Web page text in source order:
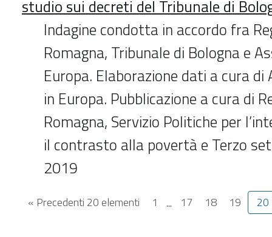
studio sui decreti del Tribunale di
Indagine condotta in accordo fra
Romagna, Tribunale di Bologna e
Europa. Elaborazione dati a cura di
in Europa. Pubblicazione a cura di
Romagna, Servizio Politiche per
il contrasto alla povertà e Terzo
2019
« Precedenti 20 elementi 1 ... 17 18 19 20